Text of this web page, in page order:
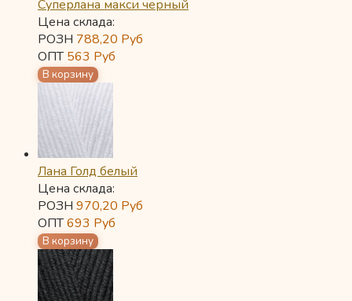
Суперлана макси черный
Цена склада:
РОЗН 788,20 Руб
ОПТ563 Руб
Лана Голд белый
Цена склада:
РОЗН 970,20 Руб
ОПТ693 Руб